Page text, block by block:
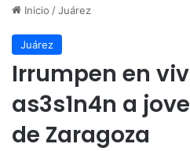
Inicio /Juárez
Juárez
Irrumpen en
as3s1n4n a
de Zaragoza